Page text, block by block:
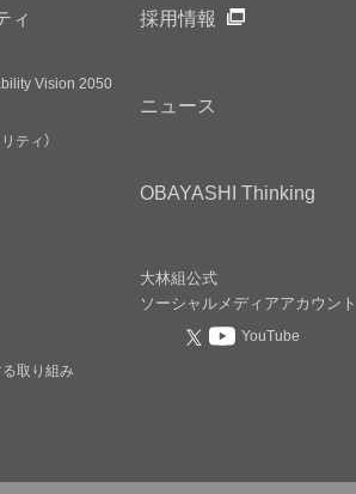
ィ
Vision 2050
ティ）
取り組み
採用情報
ニュース
OBAYASHI Thinking
大林組公式
ソーシャルメディアアカウント
YouTube